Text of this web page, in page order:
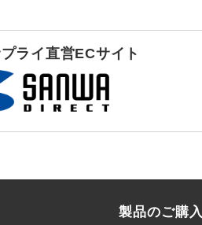
ライ直営ECサイト
製品のご購入